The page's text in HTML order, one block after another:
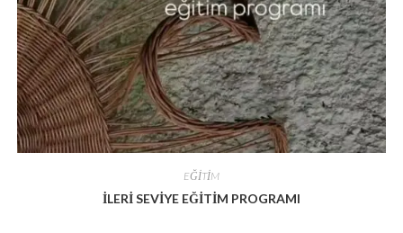
EĞİTİM
İLERİ SEVİYE EĞİTİM PROGRAMI